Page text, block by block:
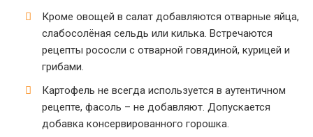
Кроме овощей в салат добавляются отварные яйца,
слабосолёная сельдь или килька. Встречаются
рецепты рососли с отварной говядиной, курицей и
грибами.
Картофель не всегда используется в аутентичном
рецепте, фасоль – не добавляют. Допускается
добавка консервированного горошка.